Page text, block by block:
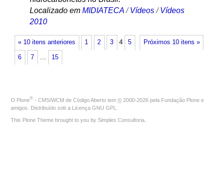
Localizado em MIDIATECA /Vídeos /Vídeos
2010
« 10 itens anteriores Próximos 10 itens »
1 2 3 4 5
6 7 … 15
O Plone® - CMS/WCM de Código Aberto tem © 2000-2026 pela Fundação Plone e
amigos. Distribuído sob a Licença GNU GPL
This Plone Theme brought to you by Simples Consultoria